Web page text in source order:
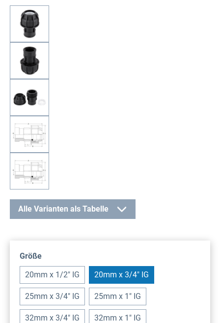
Alle Varianten als Tabelle
Größeauswählen
20mm x 1/2" IG 20mm x 3/4" IG
25mm x 3/4" IG 25mm x 1" IG
32mm x 3/4" IG 32mm x 1" IG